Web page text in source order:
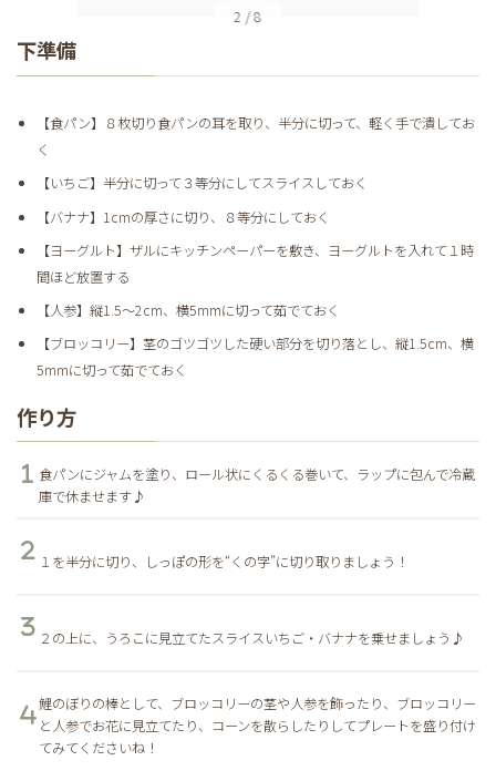
3 /8
下準備
【食パン】８枚切り食パンの耳を取り、半分に切って、軽く手で潰してお
く
【いちご】半分に切って３等分にしてスライスしておく
【バナナ】1cmの厚さに切り、８等分にしておく
【ヨーグルト】ザルにキッチンペーパーを敷き、ヨーグルトを入れて１時
間ほど放置する
【人参】縦1.5～2cm、横5mmに切って茹でておく
【ブロッコリー】茎のゴツゴツした硬い部分を切り落とし、縦1.5cm、横
5mmに切って茹でておく
作り方
食パンにジャムを塗り、ロール状にくるくる巻いて、ラップに包んで冷蔵
庫で休ませます♪
１を半分に切り、しっぽの形を“くの字”に切り取りましょう！
２の上に、うろこに見立てたスライスいちご・バナナを乗せましょう♪
鯉のぼりの棒として、ブロッコリーの茎や人参を飾ったり、ブロッコリー
と人参でお花に見立てたり、コーンを散らしたりしてプレートを盛り付け
てみてくださいね！